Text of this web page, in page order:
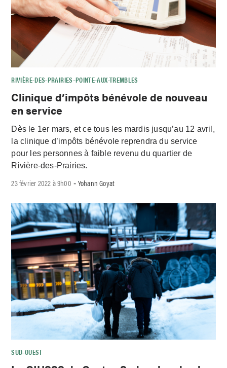
RIVIÈRE-DES-PRAIRIES–POINTE-AUX-TREMBLES
Clinique d’impôts bénévole de nouveau
en service
Dès le 1er mars, et ce tous les mardis jusqu’au 12 avril,
la clinique d’impôts bénévole reprendra du service
pour les personnes à faible revenu du quartier de
Rivière-des-Prairies.
23 février 2022 à 9h00 - Yohann Goyat
SUD-OUEST